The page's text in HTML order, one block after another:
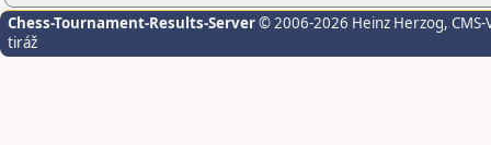
Chess-Tournament-Results-Server© 2006-2026 Heinz Herzog,
tiráž